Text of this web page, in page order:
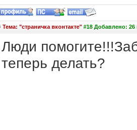
Тема: "страничка вконтакте"#18 Добавлено: 26
Люди
теперь делать?